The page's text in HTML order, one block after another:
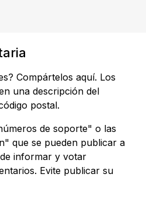
Compártelos aquí. Los
una descripción del
postal.
de soporte" o las
que se pueden publicar a
informar y votar
Evite publicar su